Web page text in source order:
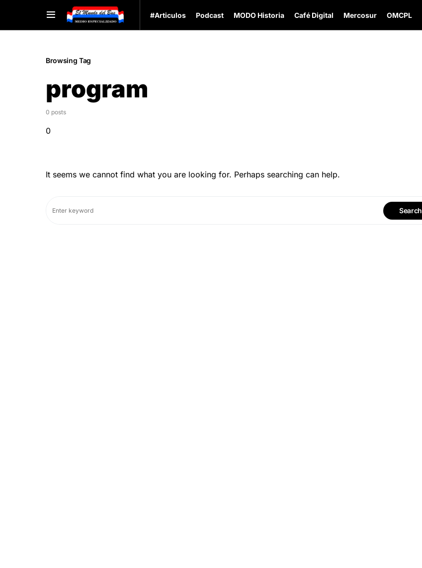
#Articulos Podcast MODO Historia Café Digital Mercosur OMCPL
Browsing Tag
program
0 posts
0
It seems we cannot find what you are looking for. Perhaps searching can help.
Search